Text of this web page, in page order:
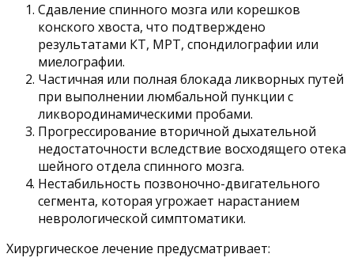
Сдавление спинного мозга или корешков
конского хвоста, что подтверждено
результатами КТ, МРТ, спондилографии или
миелографии.
Частичная или полная блокада ликворных путей
при выполнении люмбальной пункции с
ликвородинамическими пробами.
Прогрессирование вторичной дыхательной
недостаточности вследствие восходящего отека
шейного отдела спинного мозга.
Нестабильность позвоночно-двигательного
сегмента, которая угрожает нарастанием
неврологической симптоматики.
Хирургическое лечение предусматривает: